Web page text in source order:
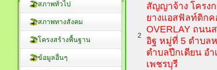
2
สัญญาจ้าง โครง
ยางแอสฟัลท์ติก
OVERLAY ถนน
อิฐ หมู่ที่ 5 ตำบล
ตำบลปึกเตียน อำ
เพชรบุรี
สภาพทั่วไป
สภาพทางสังคม
โครงสร้างพื้นฐาน
ข้อมูลอื่นๆ